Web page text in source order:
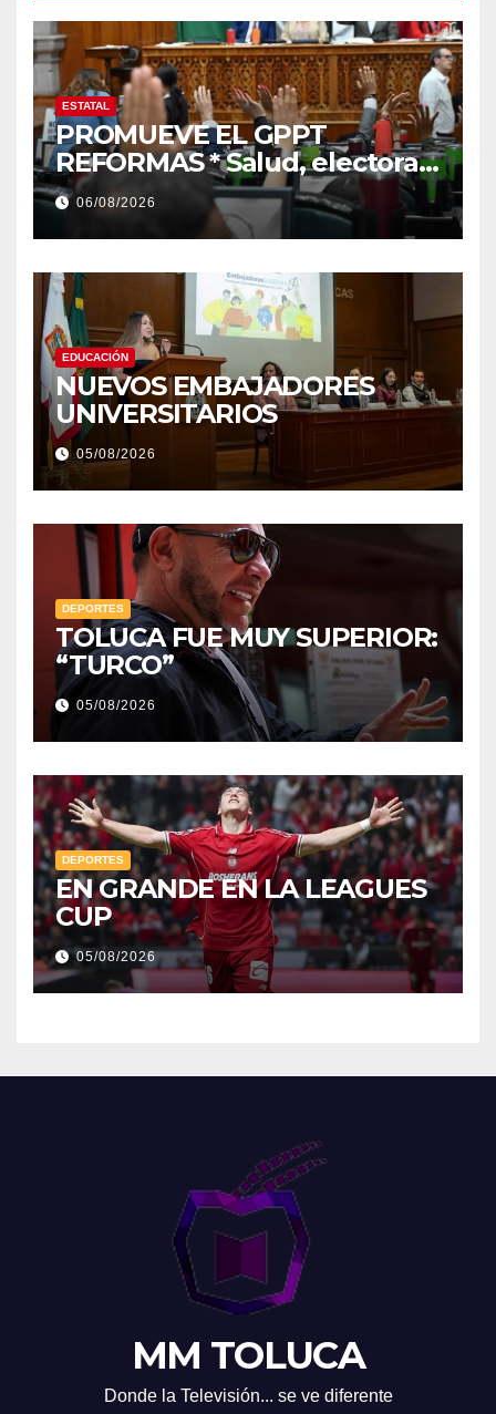
ESTATAL
PROMUEVE EL GPPT
REFORMAS * Salud, electoral
y justicia, de las principales
06/08/2026
EDUCACIÓN
NUEVOS EMBAJADORES
UNIVERSITARIOS
05/08/2026
DEPORTES
TOLUCA FUE MUY SUPERIOR:
“TURCO”
05/08/2026
DEPORTES
EN GRANDE EN LA LEAGUES
CUP
05/08/2026
MM TOLUCA
Donde la Televisión... se ve diferente